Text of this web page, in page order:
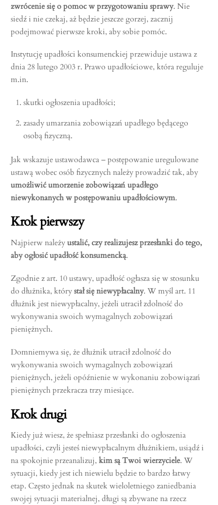
zwrócenie się o pomoc w przygotowaniu sprawy. Nie
siedź i nie czekaj, aż będzie jeszcze gorzej, zacznij
podejmować pierwsze kroki, aby sobie pomóc.
Instytucję upadłości konsumenckiej przewiduje ustawa z
dnia 28 lutego 2003 r. Prawo upadłościowe, która reguluje
m.in.
skutki ogłoszenia upadłości;
zasady umarzania zobowiązań upadłego będącego
osobą fizyczną.
Jak wskazuje ustawodawca – postępowanie uregulowane
ustawą wobec osób fizycznych należy prowadzić tak, aby
umożliwić umorzenie zobowiązań upadłego
niewykonanych w postępowaniu upadłościowym.
Krok pierwszy
Najpierw należyustalić, czy realizujesz przesłanki do tego,
aby ogłosić upadłość konsumencką.
Zgodnie z art. 10 ustawy, upadłość ogłasza się w stosunku
do dłużnika, którystał się niewypłacalny. W myśl art. 11
dłużnik jest niewypłacalny, jeżeli utracił zdolność do
wykonywania swoich wymagalnych zobowiązań
pieniężnych.
Domniemywa się, że dłużnik utracił zdolność do
wykonywania swoich wymagalnych zobowiązań
pieniężnych, jeżeli opóźnienie w wykonaniu zobowiązań
pieniężnych przekracza trzy miesiące.
Krok drugi
Kiedy już wiesz, że spełniasz przesłanki do ogłoszenia
upadłości, czyli jesteś niewypłacalnym dłużnikiem, usiądź i
na spokojnie przeanalizuj,kim są Twoi wierzyciele. W
sytuacji, kiedy jest ich niewielu będzie to bardzo łatwy
etap. Często jednak na skutek wieloletniego zaniedbania
swojej sytuacji materialnej, długi są zbywane na rzecz